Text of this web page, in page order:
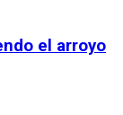
el arroyo